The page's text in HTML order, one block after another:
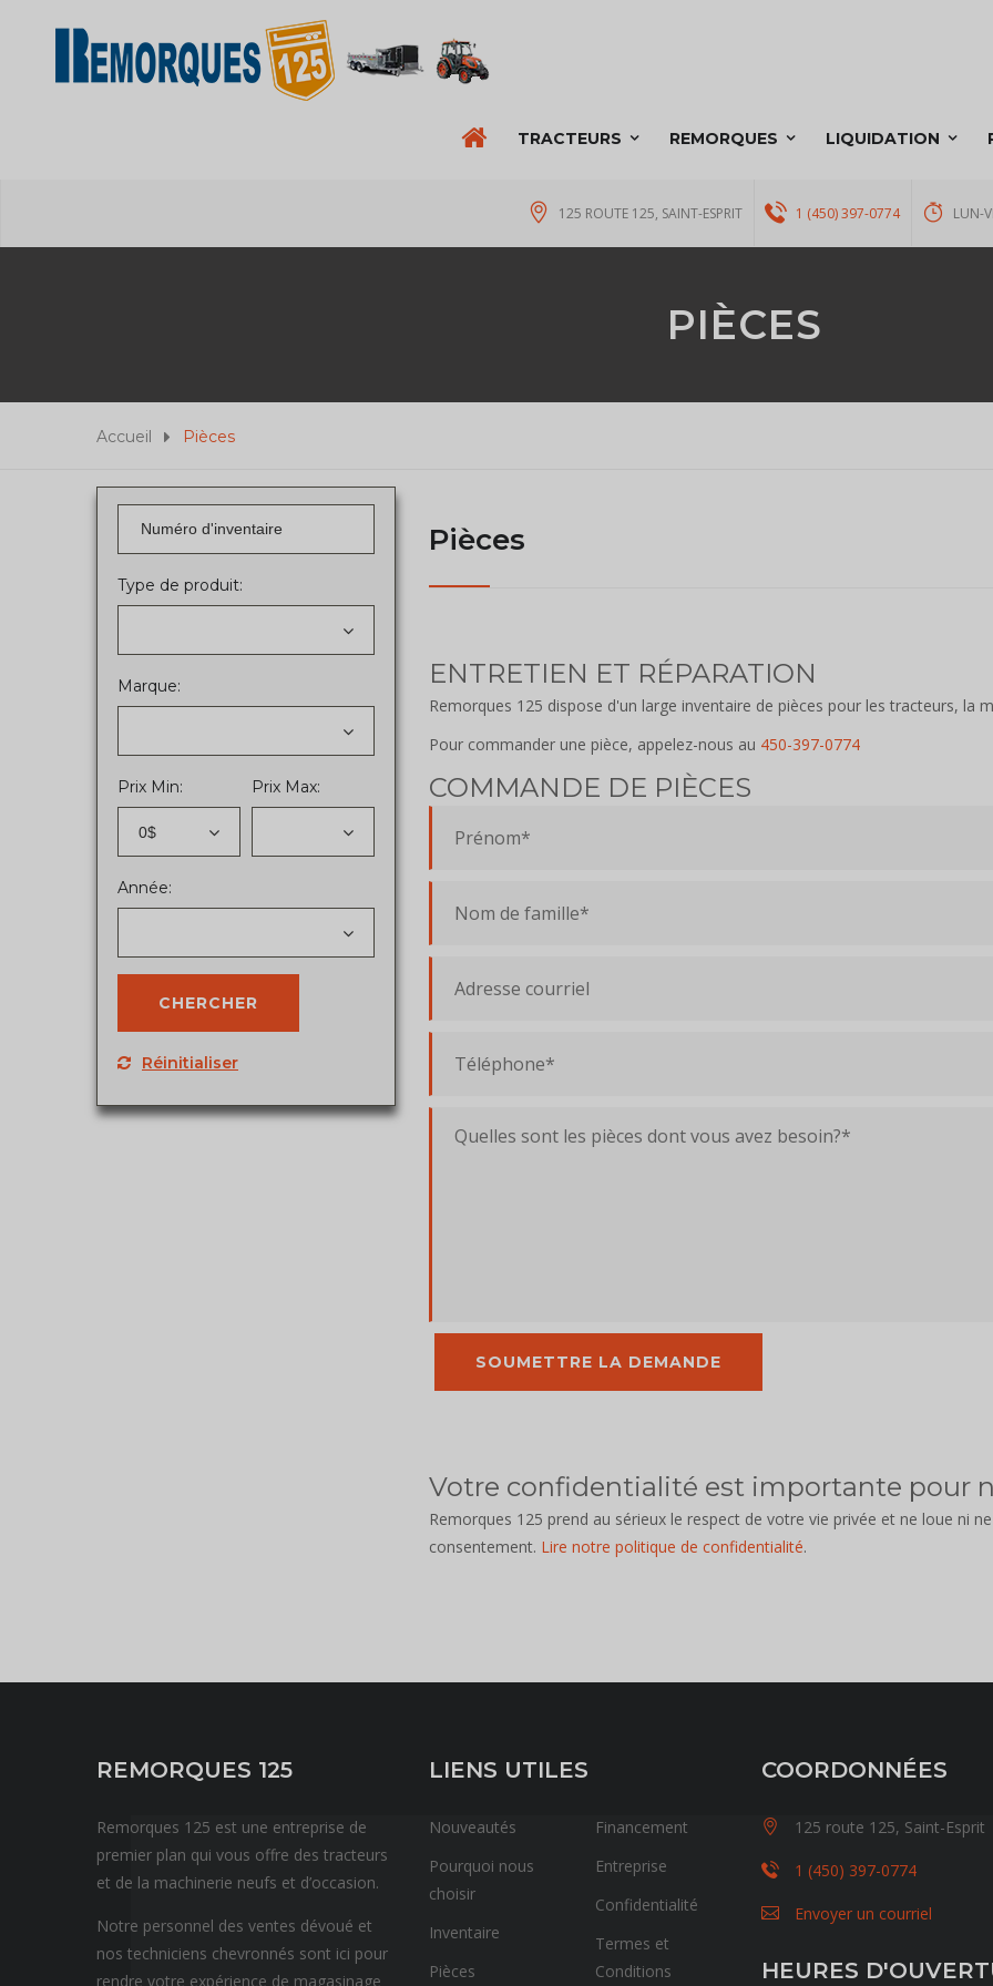
TRACTEURS REMORQUES LIQUIDATION
125 ROUTE 125, SAINT-ESPRIT 1 (450) 397-0774 LUN-
PIÈCES
Accueil Pièces
Type de produit:
Marque:
Prix Min:
0$
Prix Max:
Année:
Réinitialiser
Pièces
ENTRETIEN ET RÉPARATION
Remorques 125 dispose d'un large inventaire de pièces pour les tracteurs, la
Pour commander une pièce, appelez-nous au 450-397-0774
COMMANDE DE PIÈCES
Votre confidentialité est importante pour
Remorques 125 prend au sérieux le respect de votre vie privée et ne loue ni
consentement. Lire notre politique de confidentialité.
REMORQUES 125
Remorques 125 est une entreprise de
premier plan qui vous offre des tracteurs
et de la machinerie neufs et d’occasion.
Notre personnel des ventes dévoué et
nos techniciens chevronnés sont ici pour
rendre votre expérience de magasinage
LIENS UTILES
Nouveautés
Pourquoi nous
choisir
Inventaire
Pièces
Financement
Entreprise
Confidentialité
Termes et
Conditions
COORDONNÉES
125 route 125, Saint-Esprit
1 (450) 397-0774
Envoyer un courriel
HEURES